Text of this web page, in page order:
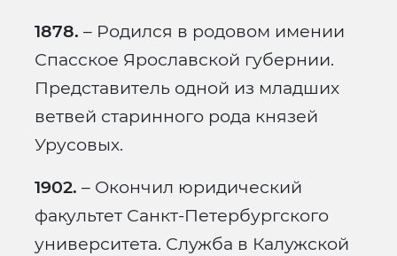
1878. – Родился в родовом имении
Спасское Ярославской губернии.
Представитель одной из младших
ветвей старинного рода князей
Урусовых.
1902. – Окончил юридический
факультет Санкт-Петербургского
университета. Служба в Калужской